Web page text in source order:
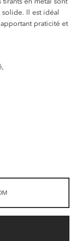
Il est idéal
praticité et